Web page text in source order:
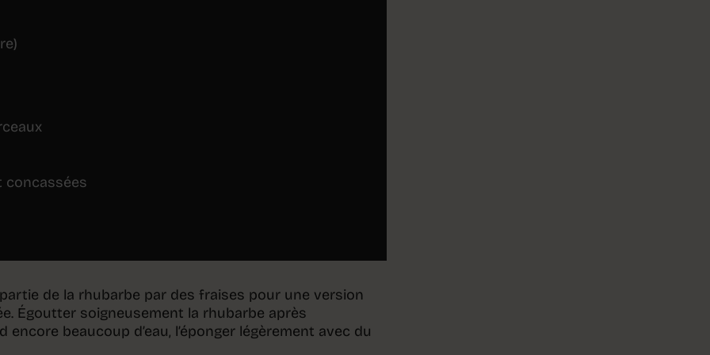
concassées
partie de la rhubarbe par des fraises pour une version
Égoutter soigneusement la rhubarbe après
encore beaucoup d’eau, l’éponger légèrement avec du